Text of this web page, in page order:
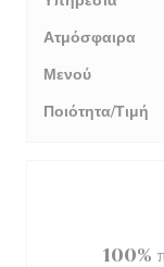
Ατμόσφαιρα
Μενού
Ποιότητα/Τιμή
100%